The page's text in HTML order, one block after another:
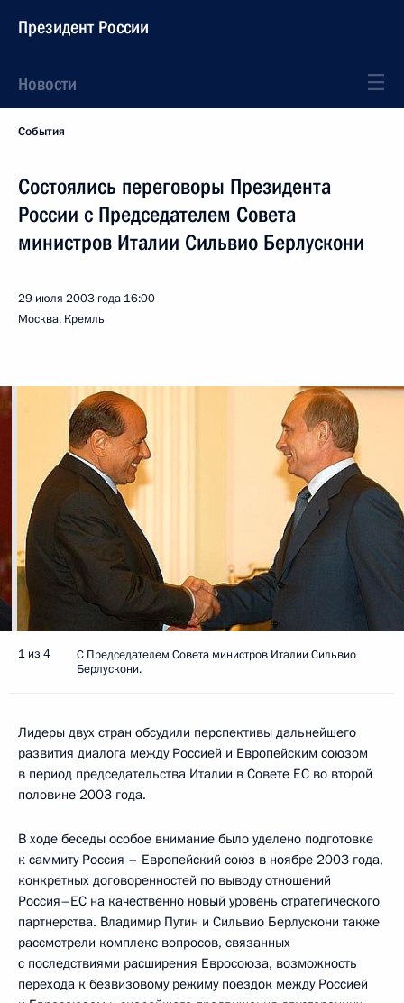
Президент России
Новости
События
Состоялись переговоры Президента
России с Председателем Совета
министров Италии Сильвио Берлускони
29 июля 2003 года 16:00
Москва, Кремль
1 из 4
С Председателем Совета министров Италии Сильвио
Берлускони.
Лидеры двух стран обсудили перспективы дальнейшего
развития диалога между Россией и Европейским союзом
в период председательства Италии в Совете ЕС во второй
половине 2003 года.
В ходе беседы особое внимание было уделено подготовке
к саммиту Россия – Европейский союз в ноябре 2003 года,
конкретных договоренностей по выводу отношений
Россия–ЕС на качественно новый уровень стратегического
партнерства. Владимир Путин и Сильвио Берлускони также
рассмотрели комплекс вопросов, связанных
с последствиями расширения Евросоюза, возможность
перехода к безвизовому режиму поездок между Россией